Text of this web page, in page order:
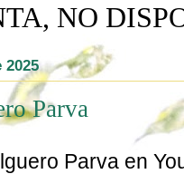
NO
2025
Parva
Parva en